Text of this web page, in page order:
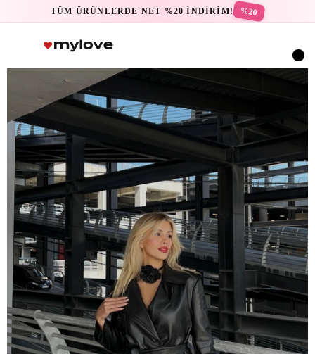
TÜM ÜRÜNLERDE NET %20 İNDİRİM! %20